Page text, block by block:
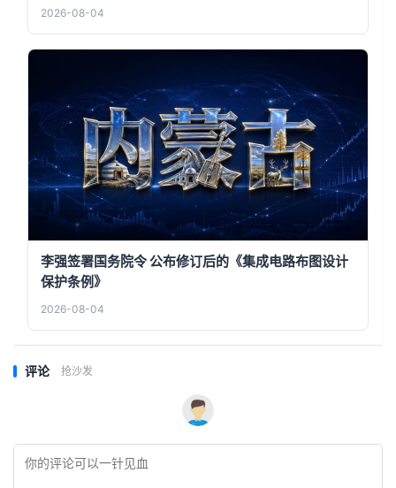
2026-08-04
李强签署国务院令 公布修订后的《集成电路布图设计
保护条例》
2026-08-04
评论 抢沙发